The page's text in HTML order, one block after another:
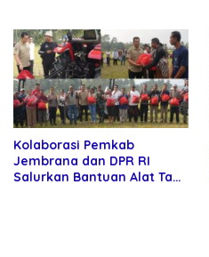
Kolaborasi Pemkab
Jembrana dan DPR RI
Salurkan Bantuan Alat Tani